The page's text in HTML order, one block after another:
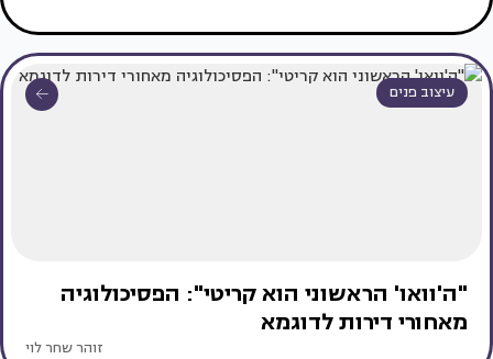
עיצוב פנים
"ה'וואו' הראשוני הוא קריטי": הפסיכולוגיה
מאחורי דירות לדוגמא
זוהר שחר לוי